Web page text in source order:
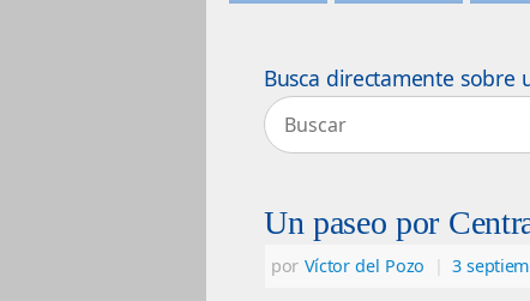
Busca directamente sobre
Un paseo por
por Víctor del Pozo 3